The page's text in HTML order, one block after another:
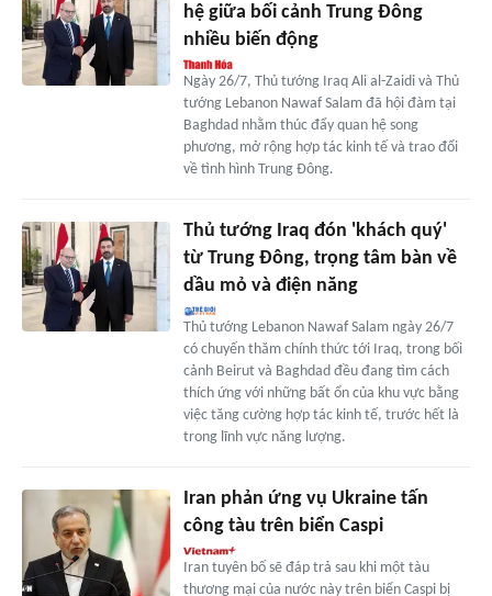
hệ giữa bối cảnh Trung Đông
nhiều biến động
Ngày 26/7, Thủ tướng Iraq Ali al-Zaidi và Thủ
tướng Lebanon Nawaf Salam đã hội đàm tại
Baghdad nhằm thúc đẩy quan hệ song
phương, mở rộng hợp tác kinh tế và trao đổi
về tình hình Trung Đông.
Thủ tướng Iraq đón 'khách quý'
từ Trung Đông, trọng tâm bàn về
dầu mỏ và điện năng
Thủ tướng Lebanon Nawaf Salam ngày 26/7
có chuyến thăm chính thức tới Iraq, trong bối
cảnh Beirut và Baghdad đều đang tìm cách
thích ứng với những bất ổn của khu vực bằng
việc tăng cường hợp tác kinh tế, trước hết là
trong lĩnh vực năng lượng.
Iran phản ứng vụ Ukraine tấn
công tàu trên biển Caspi
Iran tuyên bố sẽ đáp trả sau khi một tàu
thương mại của nước này trên biển Caspi bị